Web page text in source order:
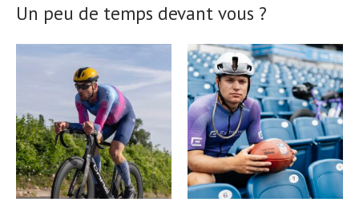
Un peu de temps devant vous ?